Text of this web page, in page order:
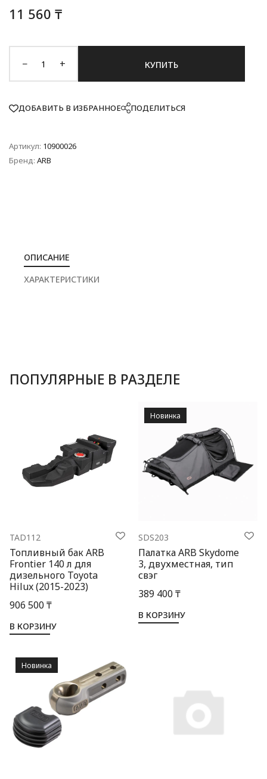
11 560 ₸
− + КУПИТЬ
ДОБАВИТЬ В ИЗБРАННОЕ ПОДЕЛИТЬСЯ
Артикул: 10900026
Бренд: ARB
ОПИСАНИЕ
ХАРАКТЕРИСТИКИ
ПОПУЛЯРНЫЕ В РАЗДЕЛЕ
TAD112
Топливный бак ARB
Frontier 140 л для
дизельного Toyota
Hilux (2015-2023)
906 500 ₸
В КОРЗИНУ
SDS203
Палатка ARB Skydome
3, двухместная, тип
свэг
389 400 ₸
В КОРЗИНУ
Новинка
Новинка